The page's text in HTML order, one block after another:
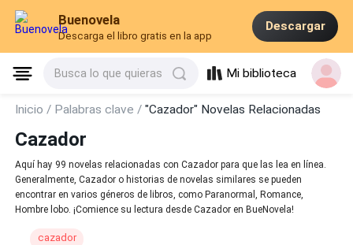
Buenovela
Descarga el libro gratis en la app
Descargar
Busca lo que quieras Mi biblioteca
Inicio / Palabras clave /"Cazador" Novelas Relacionadas
Cazador
Aquí hay 99 novelas relacionadas con Cazador para que las lea en línea.
Generalmente, Cazador o historias de novelas similares se pueden
encontrar en varios géneros de libros, como Paranormal, Romance,
Hombre lobo. ¡Comience su lectura desde Cazador en BueNovela!
cazador